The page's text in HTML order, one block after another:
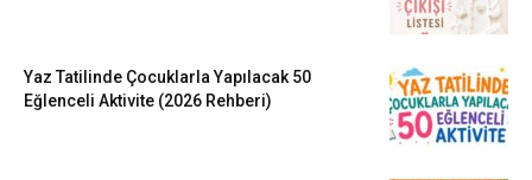
Yaz Tatilinde Çocuklarla Yapılacak 50
Eğlenceli Aktivite (2026 Rehberi)